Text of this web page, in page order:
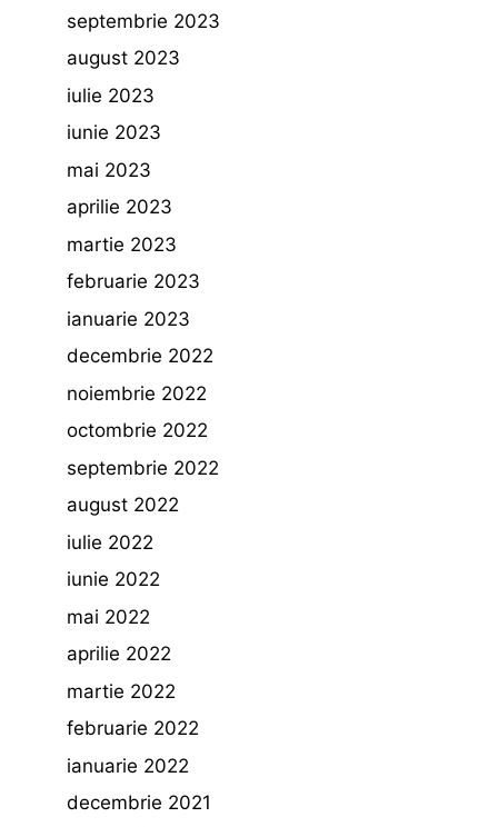
septembrie 2023
august 2023
iulie 2023
iunie 2023
mai 2023
aprilie 2023
martie 2023
februarie 2023
ianuarie 2023
decembrie 2022
noiembrie 2022
octombrie 2022
septembrie 2022
august 2022
iulie 2022
iunie 2022
mai 2022
aprilie 2022
martie 2022
februarie 2022
ianuarie 2022
decembrie 2021